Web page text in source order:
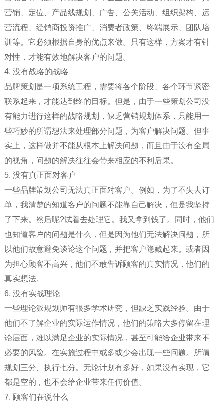
营销、定位、产品线规划、广告、公关活动、组织架构、运
营流程、经销商投资推广、消费者政策、终端展示、团队培
训等。它必须根据自身的优点来做。只有这样，方案才有针
对性，才能有效地解决客户的问题。
4. 没有战略的战略
品牌策划是一项系统工程，需要将各个阶段、各个环节紧密
联系起来，才能达到终的目标。但是，由于一些策划公司没
有能力进行这样的战略规划，缺乏营销规划体系，只能用一
些巧妙的所谓想法来处理部分问题，为客户解决问题。但事
实上，这样做并不能从根本上解决问题，而且由于没有全局
的视角，问题的解决往往会带来相应的不利后果。
5. 没有真正面对客户
一些品牌策划公司无法真正面对客户。例如，为了不失去订
单，我清楚的知道客户的问题不能靠自己解决，但是我坚持
了下来。然后呢?试着去处理它。我又拿到钱了。同时，他们
也知道客户的问题是什么，但是因为他们无法解决问题，所
以他们故意避免谈论这个问题，并把客户隐藏起来。或者因
为担心顾客不高兴，他们不敢告诉顾客的真实情况，他们的
真实想法。
6. 没有实战理论
一些理论派规划师有很多学术研究，但缺乏实践经验。由于
他们不了解企业的实际运作情况，他们的策略大多停留在理
论层面，难以满足企业的实际情况，甚至可能给企业带来不
必要的风险。在实施过程中或多或少会出现一些问题。所谓
规划三分、执行七分。无论计划有多好，如果没有实现，它
都是空的，也不会给企业带来任何价值。
7. 顾客们在说什么